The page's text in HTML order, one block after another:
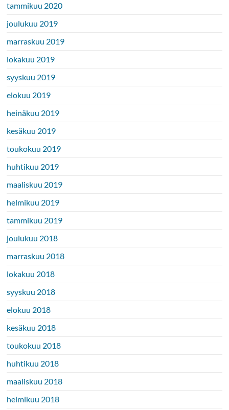
tammikuu 2020
joulukuu 2019
marraskuu 2019
lokakuu 2019
syyskuu 2019
elokuu 2019
heinäkuu 2019
kesäkuu 2019
toukokuu 2019
huhtikuu 2019
maaliskuu 2019
helmikuu 2019
tammikuu 2019
joulukuu 2018
marraskuu 2018
lokakuu 2018
syyskuu 2018
elokuu 2018
kesäkuu 2018
toukokuu 2018
huhtikuu 2018
maaliskuu 2018
helmikuu 2018